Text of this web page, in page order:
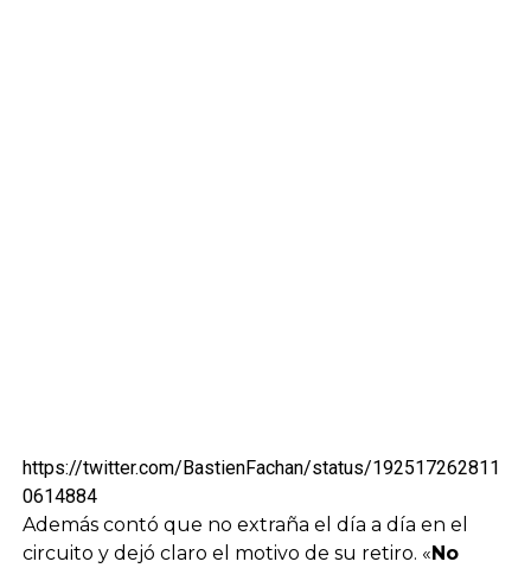
https://twitter.com/BastienFachan/status/192517262811
0614884
Además contó que no extraña el día a día en el
circuito y dejó claro el motivo de su retiro. «No